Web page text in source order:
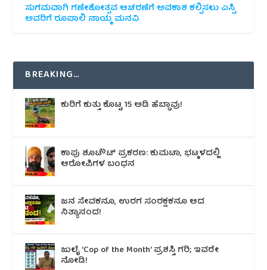
ಸುಗಮವಾಗಿ ಗಣೇಶೋತ್ಸವ ಆಚರಣೆಗೆ ಅವಕಾಶ ಕಲ್ಪಿಸಲು ಎಸ್ಪಿ
ಅವರಿಗೆ ರೂಪಾಲಿ ನಾಯ್ಕ ಮನವಿ
BREAKING…
ಕುರಿಗೆ ಕುತ್ತು ಕೊಟ್ಟ 15 ಅಡಿ ಹೆಬ್ಬಾವು!
ಕಾಪು ಶೂಟೌಟ್‌ ಪ್ರಕರಣ: ಕುಮಟಾ, ಭಟ್ಕಳದಲ್ಲಿ
ಆರೋಪಿಗಳ ಬಂಧನ
ಜನ ಸೇವಕನೂ, ಉರಗ ಸಂರಕ್ಷಕನೂ ಆದ
ನಿತ್ಯಾನಂದ!
ಜುಲೈ ‘Cop of the Month’ ಪ್ರಶಸ್ತಿ ಗರಿ; ಇವರೇ
ನೋಡಿ!